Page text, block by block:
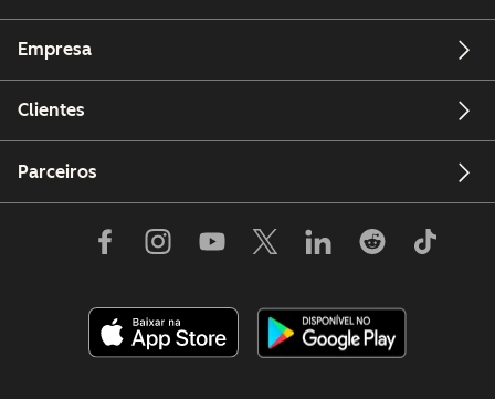
Empresa
Clientes
Parceiros